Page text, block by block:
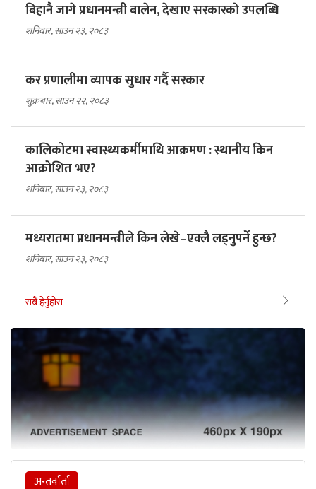
बिहानै जागे प्रधानमन्त्री बालेन, देखाए सरकारकाे उपलब्धि
शनिबार, साउन २३, २०८३
कर प्रणालीमा व्यापक सुधार गर्दै सरकार
शुक्रबार, साउन २२, २०८३
कालिकोटमा स्वास्थ्यकर्मीमाथि आक्रमण : स्थानीय किन
आक्रोशित भए?
शनिबार, साउन २३, २०८३
मध्यरातमा प्रधानमन्त्रीले किन लेखे–एक्लै लड्नुपर्ने हुन्छ?
शनिबार, साउन २३, २०८३
सबै हेर्नुहोस
अन्तर्वार्ता